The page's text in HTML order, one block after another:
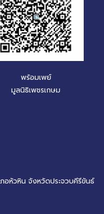
พร้อมเพย์
มูลนิธิเพชรเกษม
อหัวหิน จังหวัดประจวบคีรีขันธ์